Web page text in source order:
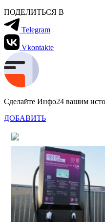
ПОДЕЛИТЬСЯ В
Telegram
Vkontakte
Сделайте Инфо24 вашим
ДОБАВИТЬ